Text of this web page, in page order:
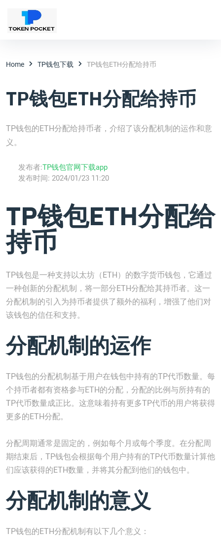
Home TP钱包下载 TP钱包ETH分配给持币
TP钱包ETH分配给持币
TP钱包的ETH分配给持币者，介绍了该分配机制的运作和意
义。
发布者:TP钱包官网下载app
发布时间: 2024/01/23 11:20
TP钱包ETH分配给
持币
TP钱包是一种支持以太坊（ETH）的数字货币钱包，它通过
一种创新的分配机制，将一部分ETH分配给其持币者。这一
分配机制的引入为持币者提供了额外的福利，增强了他们对
该钱包的信任和支持。
分配机制的运作
TP钱包的分配机制基于用户在钱包中持有的TP代币数量。每
个持币者都有资格参与ETH的分配，分配的比例与所持有的
TP代币数量成正比。这意味着持有更多TP代币的用户将获得
更多的ETH分配。
分配周期通常是固定的，例如每个月或每个季度。在分配周
期结束后，TP钱包会根据每个用户持有的TP代币数量计算他
们应该获得的ETH数量，并将其分配到他们的钱包中。
分配机制的意义
TP钱包的ETH分配机制有以下几个意义：